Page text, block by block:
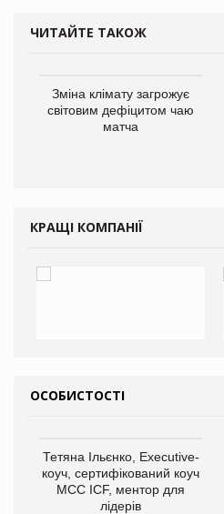
ЧИТАЙТЕ ТАКОЖ
Зміна клімату загрожує
світовим дефіцитом чаю
матча
КРАЩІ КОМПАНІЇ
ОСОБИСТОСТІ
Тетяна Ільєнко, Executive-
коуч, сертифікований коуч
МСС ICF, ментор для
лідерів